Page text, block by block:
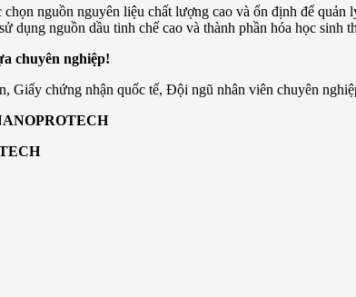
nguồn nguyên liệu chất lượng cao và ổn định để quản
dụng nguồn dầu tinh chế cao và thành phần hóa học sinh
chuyên nghiệp!
Giấy chứng nhận quốc tế, Đội ngũ nhân viên chuyên